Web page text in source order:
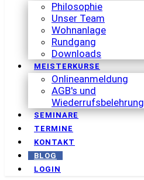
Philosophie
Unser Team
Wohnanlage
Rundgang
Downloads
MEISTERKURSE
Onlineanmeldung
AGB's und
Wiederrufsbelehrung
SEMINARE
TERMINE
KONTAKT
BLOG
LOGIN